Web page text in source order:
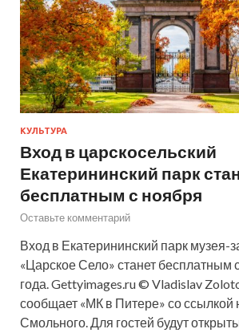
КУЛЬТУРА
Вход в царскосельский
Екатерининский парк
бесплатным с ноября
Оставьте комментарий
Вход в Екатерининский парк музея-
«Царское Село» станет бесплатным
года. Gettyimages.ru © Vladislav
сообщает «МК в Питере» со ссылкой
Смольного. Для гостей будут